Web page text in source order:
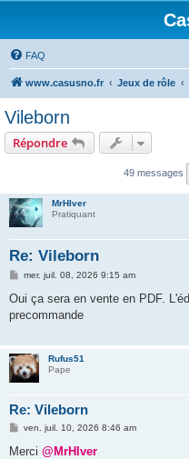
FAQ
www.casusno.fr Jeux de rôle
Vileborn
Répondre
49 messages
MrHIver
Pratiquant
Re: Vileborn
M
s
a
mer. juil. 08, 2026 9:15 am
Oui ça sera en vente en PDF.
precommande
Rufus51
Pape
Re: Vileborn
M
s
ven. juil. 10, 2026 8:46 am
Merci @MrHIver